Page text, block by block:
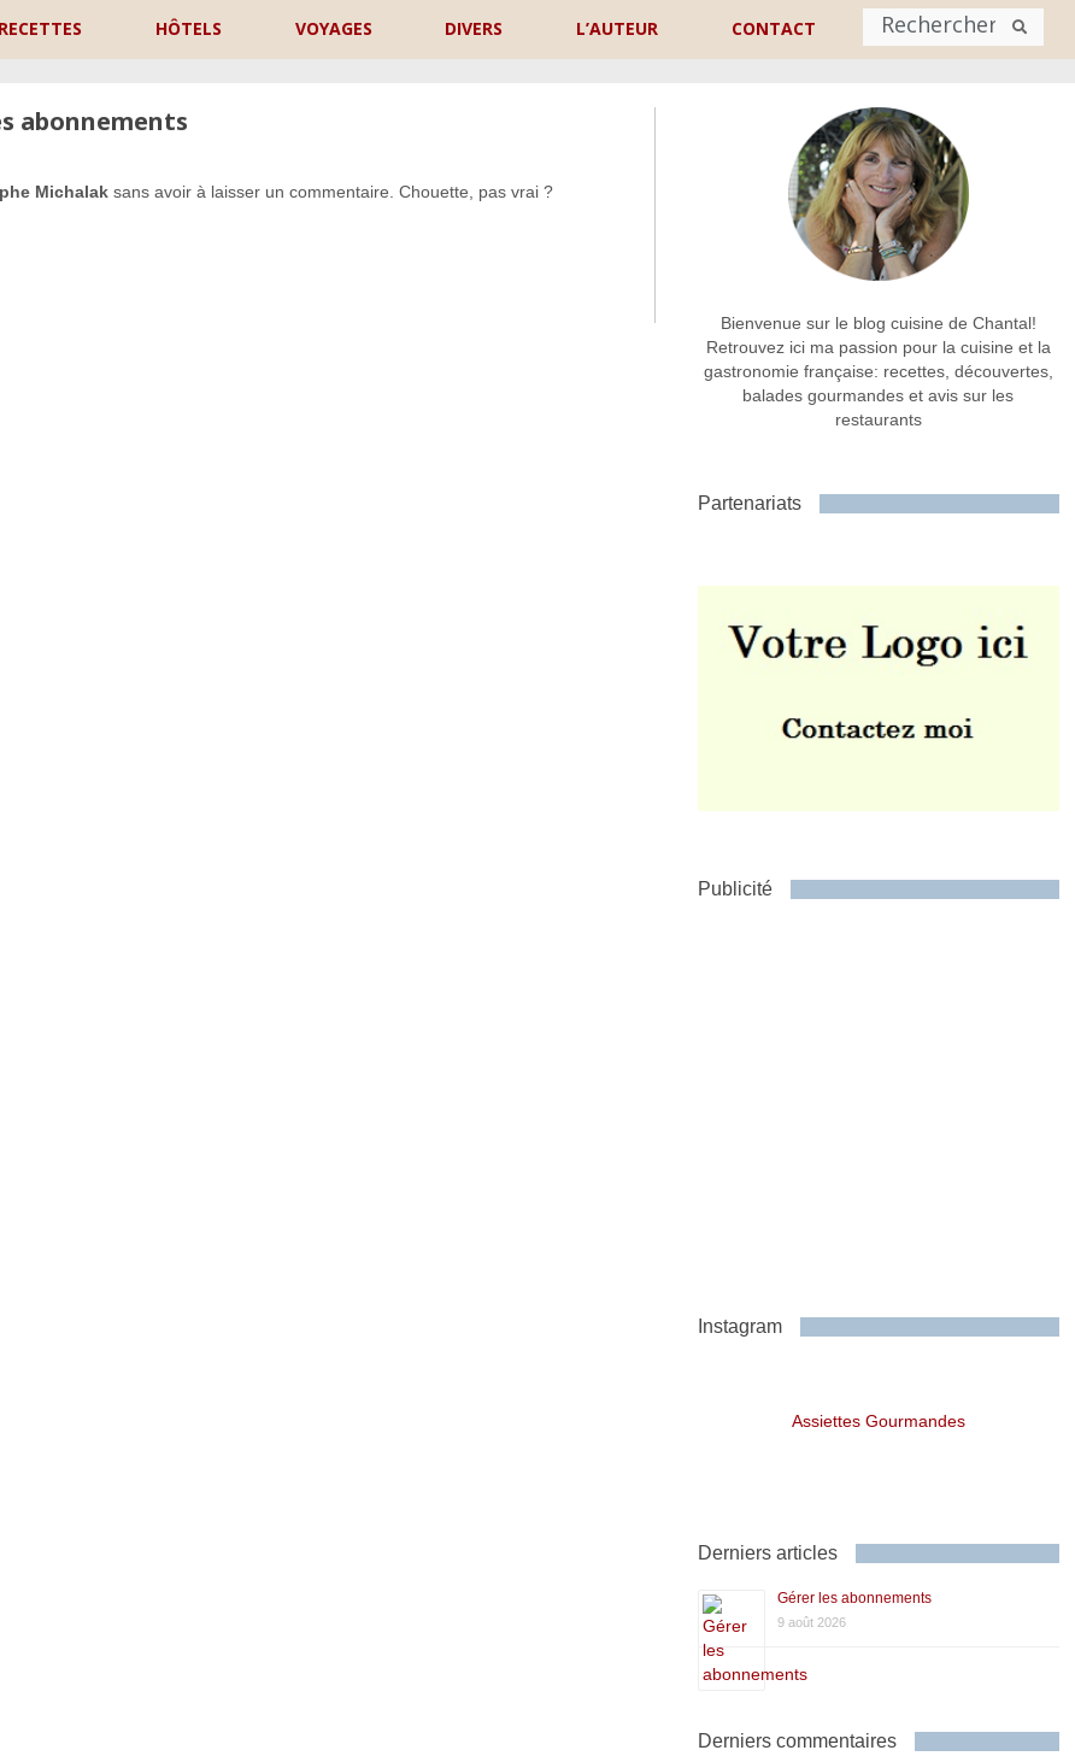
RECETTES HÔTELS VOYAGES DIVERS L’AUTEUR CONTACT
Nom
Commentaire ou message *
abonnements
Michalaksans avoir à laisser un commentaire. Chouette, pas vrai ?
Bienvenue sur le blog cuisine de Chantal!
Retrouvez ici ma passion pour la cuisine et la
gastronomie française: recettes, découvertes,
balades gourmandes et avis sur les
restaurants
Partenariats
Publicité
Instagram
Assiettes Gourmandes
Derniers articles
Gérer les abonnements
9 août 2026
Derniers commentaires